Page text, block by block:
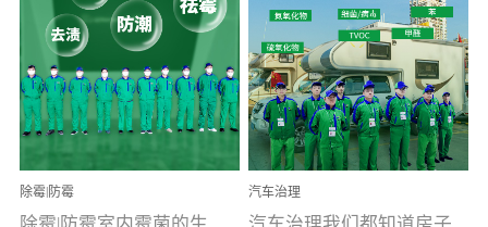
空气污染净化治理）工业
文明的进步，创造了多姿
多彩的家居产品和生活情
调，但也带来了以甲醛为
首的室内...
用行业公认奥维牌消毒
液，具备杀死人体冠状病
毒的功效，杀菌率
99.99%。相对于传统消毒
液来说，无...
除霉|防霉 汽车治理